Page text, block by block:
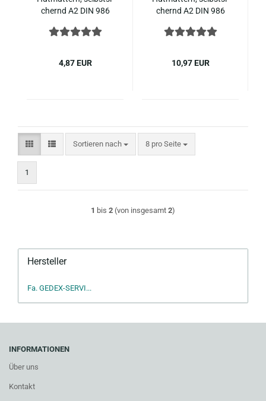
chernd A2 DIN 986
4,87 EUR
chernd A2 DIN 986
10,97 EUR
Sortieren nach
Sortieren nach 8 pro Seite
pro Seite
1
1 bis 2 (von insgesamt 2)
Hersteller
Fa. GEDEX-SERVI...
INFORMATIONEN
Über uns
Kontakt